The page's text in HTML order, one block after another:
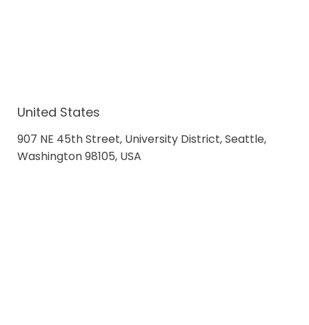
United States
907 NE 45th Street, University District, Seattle,
Washington 98105, USA